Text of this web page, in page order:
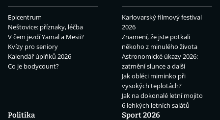
Epicentrum
Neštovice: příznaky, léčba
V čem jezdí Yamal a Mesii?
Kvízy pro seniory
Kalendář úplňků 2026
Co je bodycount?
Karlovarský filmový festival
2026
Znamení, že jste potkali
někoho z minulého života
Astronomické úkazy 2026:
zatmění slunce a další
Jak obléci miminko při
vysokých teplotách?
Jak na dokonalé letní mojito
6 lehkých letních salátů
Politika
Sport 2026